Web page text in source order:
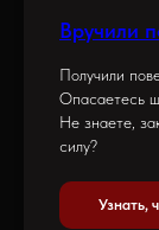
Вручили
Получили
Опасаетесь
Не знаете,
силу?
Узнать,